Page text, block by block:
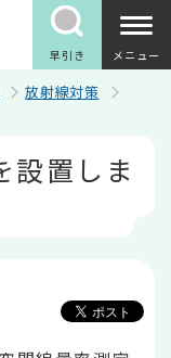
早引き メニュー
放射線対策
設置しま